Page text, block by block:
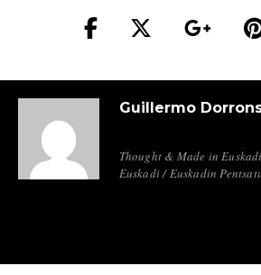
Guillermo
Thought & Made in
Euskadi / Euskadin